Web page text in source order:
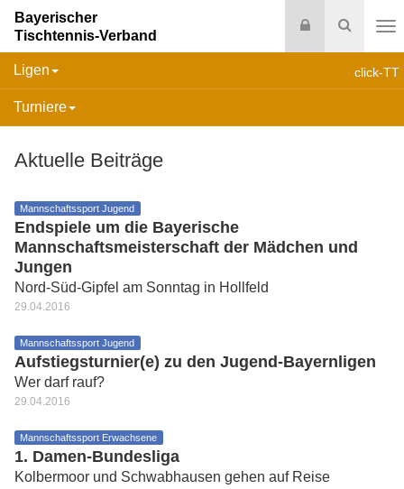
Suche
Login
Bayerischer
Tischtennis-Verband
click-TT
Ligen
Turniere
Aktuelle Beiträge
Mannschaftssport Jugend
Endspiele um die Bayerische
Mannschaftsmeisterschaft der Mädchen und
Jungen
Nord-Süd-Gipfel am Sonntag in Hollfeld
29.04.2016
Mannschaftssport Jugend
Aufstiegsturnier(e) zu den Jugend-Bayernligen
Wer darf rauf?
29.04.2016
Mannschaftssport Erwachsene
1. Damen-Bundesliga
Kolbermoor und Schwabhausen gehen auf Reise